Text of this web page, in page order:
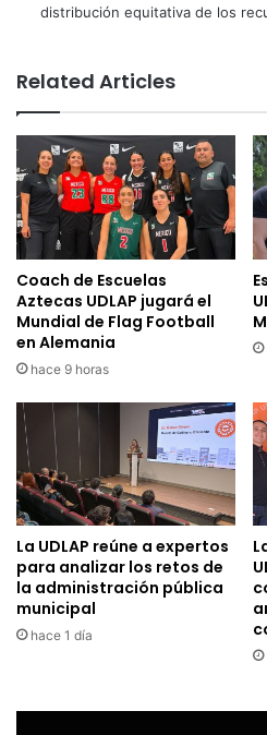
distribución equitativa de los
Related Articles
Coach de Escuelas
Aztecas UDLAP jugará el
Mundial de Flag Football
en Alemania
hace 9 horas
La UDLAP reúne a expertos
para analizar los retos de
la administración pública
municipal
hace 1 día